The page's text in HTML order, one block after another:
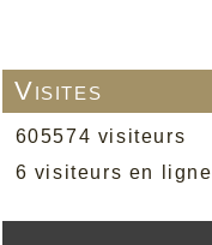
Visites
605574 visiteurs
6 visiteurs en ligne